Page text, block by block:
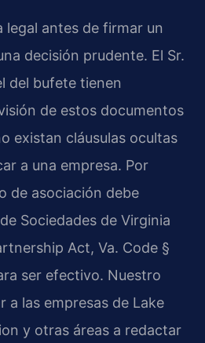
legal antes de firmar un
decisión prudente. El Sr.
del bufete tienen
de estos documentos
existan cláusulas ocultas
a una empresa. Por
de asociación debe
Sociedades de Virginia
Act, Va. Code §
ser efectivo. Nuestro
a las empresas de Lake
y otras áreas a redactar